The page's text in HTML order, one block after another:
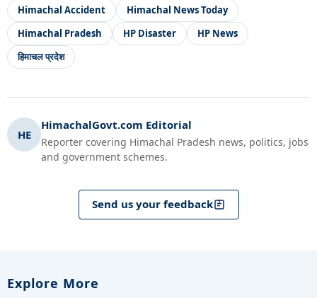
Himachal Accident
Himachal News Today
Himachal Pradesh
HP Disaster
HP News
हिमाचल प्रदेश
HE
HimachalGovt.com Editorial
Reporter covering Himachal Pradesh news, politics, jobs
and government schemes.
Send us your feedback
Explore More